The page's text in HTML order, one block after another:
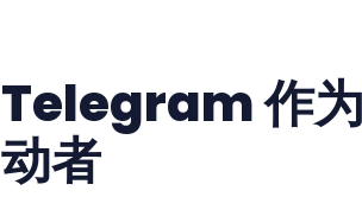
Telegram 作
动者